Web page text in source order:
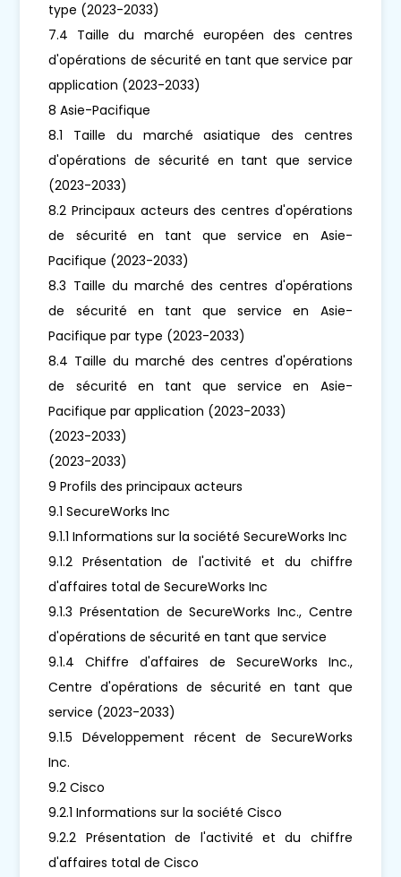
type (2023-2033)
7.4 Taille du marché européen des centres
d'opérations de sécurité en tant que service par
application (2023-2033)
8 Asie-Pacifique
8.1 Taille du marché asiatique des centres
d'opérations de sécurité en tant que service
(2023-2033)
8.2 Principaux acteurs des centres d'opérations
de sécurité en tant que service en Asie-
Pacifique (2023-2033)
8.3 Taille du marché des centres d'opérations
de sécurité en tant que service en Asie-
Pacifique par type (2023-2033)
8.4 Taille du marché des centres d'opérations
de sécurité en tant que service en Asie-
Pacifique par application (2023-2033)
(2023-2033)
(2023-2033)
9 Profils des principaux acteurs
9.1 SecureWorks Inc
9.1.1 Informations sur la société SecureWorks Inc
9.1.2 Présentation de l'activité et du chiffre
d'affaires total de SecureWorks Inc
9.1.3 Présentation de SecureWorks Inc., Centre
d'opérations de sécurité en tant que service
9.1.4 Chiffre d'affaires de SecureWorks Inc.,
Centre d'opérations de sécurité en tant que
service (2023-2033)
9.1.5 Développement récent de SecureWorks
Inc.
9.2 Cisco
9.2.1 Informations sur la société Cisco
9.2.2 Présentation de l'activité et du chiffre
d'affaires total de Cisco